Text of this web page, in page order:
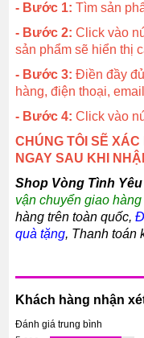
- Bước 1: Tìm sản
- Bước 2: Click vào
sản phẩm sẽ hiển thị
- Bước 3:Điền đầy
hàng, điện thoại,
- Bước 4:Click vào
CHÚNG TÔI SẼ
NGAY SAU KHI
Shop Vòng Tình Yêu
vận chuyển giao
hàng trên toàn quốc,
quà tặng, Thanh toán
Khách hàng nhận
Đánh giá trung bình